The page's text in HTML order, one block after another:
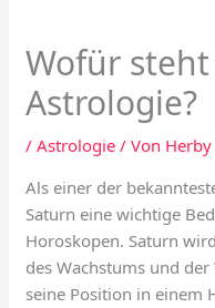
Wofür
Astrologie?
/Astrologie / Von Herby
Als einer der
Saturn eine wichtige
Horoskopen. Saturn
des Wachstums und
seine Position in einem